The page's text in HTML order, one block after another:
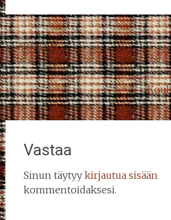
Post
navigation
←Avajaiset
Vastaa
Sinun täytyy kirjautua sisään
kommentoidaksesi.